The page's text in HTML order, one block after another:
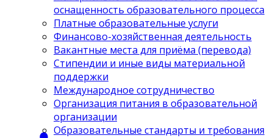
оснащенность образовательного процесса
Платные образовательные услуги
Финансово-хозяйственная деятельность
Вакантные места для приёма (перевода)
Стипендии и иные виды материальной
поддержки
Международное сотрудничество
Организация питания в образовательной
организации
Образовательные стандарты и требования